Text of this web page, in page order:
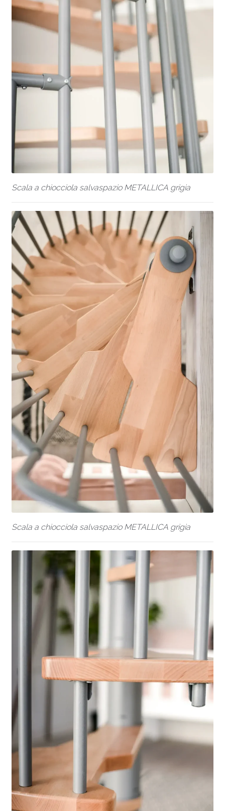
Scala a chiocciola salvaspazio METALLICA grigia
Scala a chiocciola salvaspazio METALLICA grigia